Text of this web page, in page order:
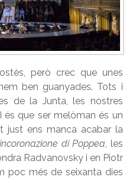
però crec que unes
ben guanyades. Tots i
de la Junta, les nostres
és que ser melòman és un
just ens manca acabar la
di Poppea, les
Radvanovsky i en Piotr
poc més de seixanta dies